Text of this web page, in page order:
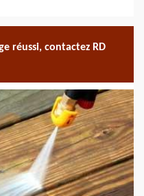
réussi, contactez RD